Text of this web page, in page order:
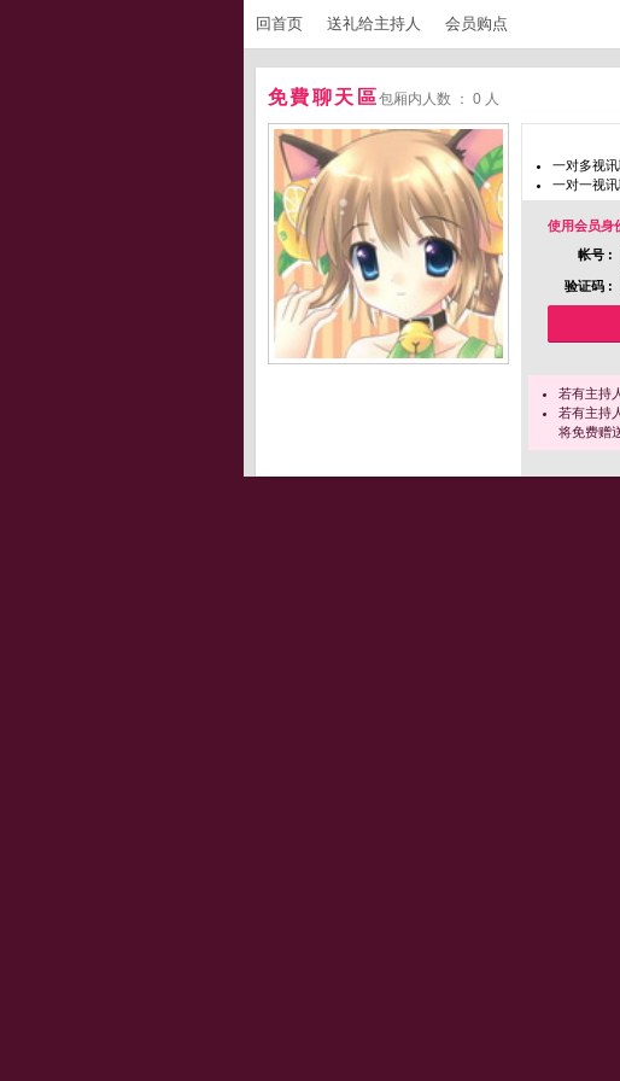
回首页 送礼给主持人 会员购点
免費聊天區包厢内人数 ： 0 人
一对多视
一对一视
使用会员身
帐号 :
验证码 :
若有主持
若有主持
将免费赠